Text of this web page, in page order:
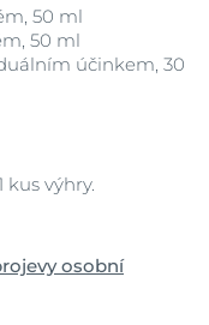
50 ml
50 ml
účinkem, 30
kus výhry.
osobní